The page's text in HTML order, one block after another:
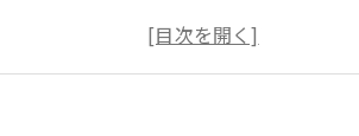
外壁塗装の流れで見落としがちな注
外壁塗装フェーズごとの役割とポイ